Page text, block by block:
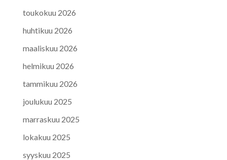
toukokuu 2026
huhtikuu 2026
maaliskuu 2026
helmikuu 2026
tammikuu 2026
joulukuu 2025
marraskuu 2025
lokakuu 2025
syyskuu 2025